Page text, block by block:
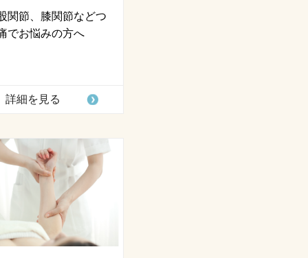
関節、膝関節などつ
でお悩みの方へ
詳細を見る